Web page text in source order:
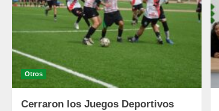
Otros
Cerraron los Juegos Deportivos